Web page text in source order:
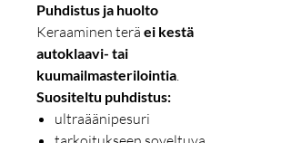
Puhdistus ja huolto
Keraaminen terä ei kestä
autoklaavi- tai
kuumailmasterilointia.
Suositeltu puhdistus:
ultraäänipesuri